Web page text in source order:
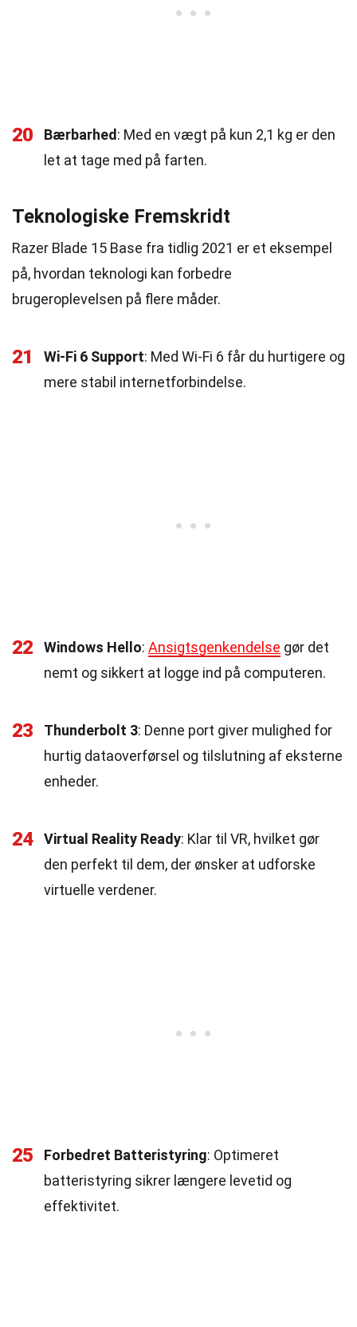
20 Bærbarhed : Med en vægt på kun 2,1 kg er den
let at tage med på farten.
Teknologiske Fremskridt
Razer Blade 15 Base fra tidlig 2021 er et eksempel
på, hvordan teknologi kan forbedre
brugeroplevelsen på flere måder.
21 Wi-Fi 6 Support: Med Wi-Fi 6 får du hurtigere og
mere stabil internetforbindelse.
22 Windows Hello: Ansigtsgenkendelse gør det
nemt og sikkert at logge ind på computeren.
23 Thunderbolt 3: Denne port giver mulighed for
hurtig dataoverførsel og tilslutning af eksterne
enheder.
24 Virtual Reality Ready: Klar til VR, hvilket gør
den perfekt til dem, der ønsker at udforske
virtuelle verdener.
25 Forbedret Batteristyring: Optimeret
batteristyring sikrer længere levetid og
effektivitet.